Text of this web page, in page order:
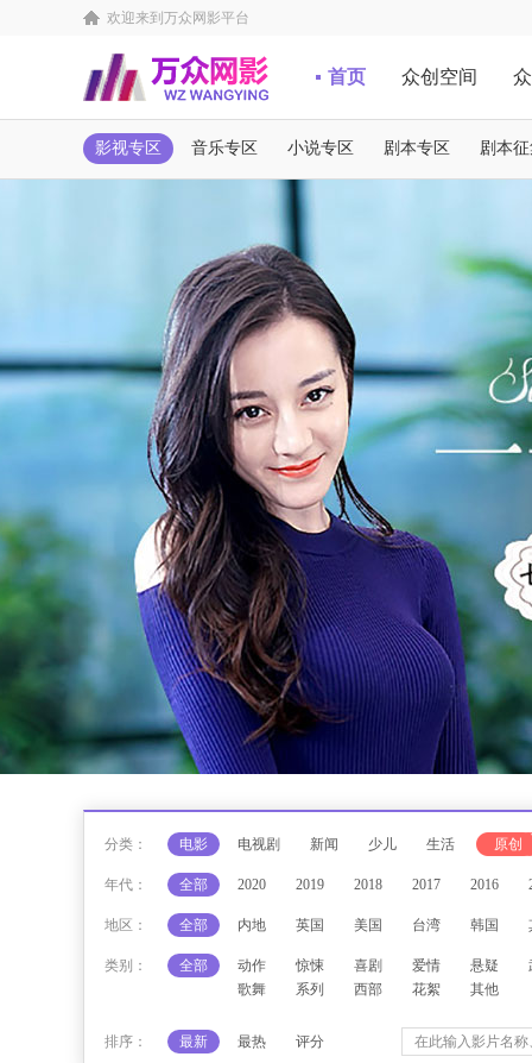
欢迎来到万众网影平台
首页 众创空间
影视专区 音乐专区 小说专区 剧本专区 剧本
分类： 电影 电视剧 新闻 少儿 生活 原创
年代： 全部 2020 2019 2018 2017 2016
地区： 全部 内地 英国 美国 台湾 韩国
类别： 全部 动作 惊悚 喜剧 爱情 悬疑
歌舞
系列 西部 花絮 其他
排序： 最新 最热 评分